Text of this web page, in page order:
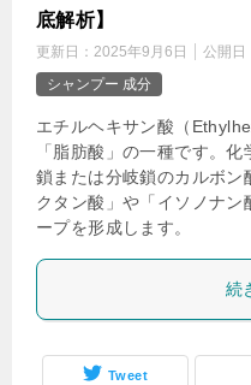
底解析】
更新日： 2025年9月6日 公開日
シャンプー 成分
エチルヘキサン酸（
「脂肪酸」の一種です。
鎖または分岐鎖のカルボン
クタン酸」や「イソノナ
ープを形成します。
続
Tweet